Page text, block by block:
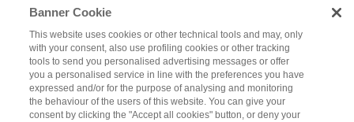
Banner Cookie
This website uses cookies or other technical tools and may, only
with your consent, also use profiling cookies or other tracking
tools to send you personalised advertising messages or offer
you a personalised service in line with the preferences you have
expressed and/or for the purpose of analysing and monitoring
the behaviour of the users of this website. You can give your
consent by clicking the "Accept all cookies" button, or deny your